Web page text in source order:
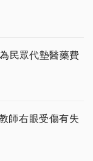
民眾代墊醫藥費
師右眼受傷有失